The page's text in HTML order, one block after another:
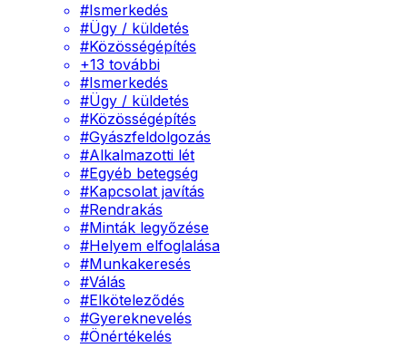
#Ismerkedés
#Ügy / küldetés
#Közösségépítés
+13 további
#Ismerkedés
#Ügy / küldetés
#Közösségépítés
#Gyászfeldolgozás
#Alkalmazotti lét
#Egyéb betegség
#Kapcsolat javítás
#Rendrakás
#Minták legyőzése
#Helyem elfoglalása
#Munkakeresés
#Válás
#Elköteleződés
#Gyereknevelés
#Önértékelés